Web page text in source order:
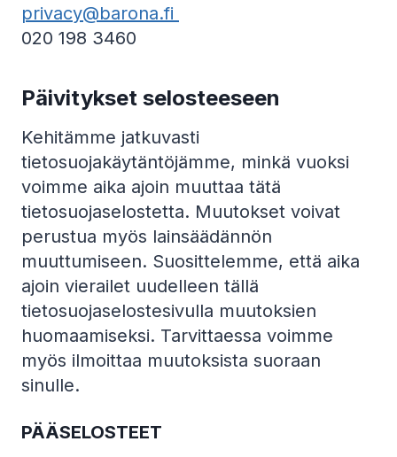
privacy@barona.fi
020 198 3460
Päivitykset selosteeseen
Kehitämme jatkuvasti
tietosuojakäytäntöjämme, minkä vuoksi
voimme aika ajoin muuttaa tätä
tietosuojaselostetta. Muutokset voivat
perustua myös lainsäädännön
muuttumiseen. Suosittelemme, että aika
ajoin vierailet uudelleen tällä
tietosuojaselostesivulla muutoksien
huomaamiseksi. Tarvittaessa voimme
myös ilmoittaa muutoksista suoraan
sinulle.
PÄÄSELOSTEET